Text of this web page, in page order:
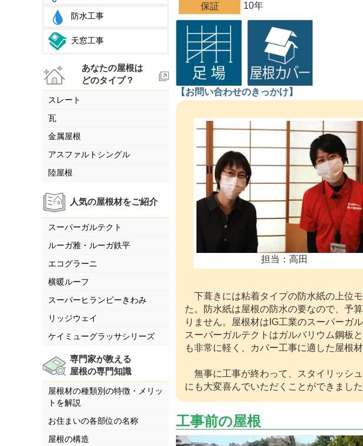
防水工事
天窓工事
あなたの屋根は
どのタイプ？
スレート
瓦
金属屋根
アスファルトシングル
陸屋根
人気の屋根材をご紹介
スーパーガルテクト
ルーガ雅・ルーガ鉄平
エコグラーニ
横暖ルーフ
スーパーヒランビーきわみ
リッジウェイ
ケイミューグラッサシリーズ
専門家が教える
屋根の専門知識
屋根材の種類別の特徴・メリッ
トを解説
お住まいの各部位の名称
屋根の構造
保証 10年
【お問い合わせのきっかけ】
担当：高田
下葺きには粘着タイプの防水紙の上位
た。防水紙は屋根の防水の要なので、予
りません。屋根材はIG工業のスーパーガ
スーパーガルテクトはガルバリウム鋼板
も非常に軽く、カバー工事に適した屋根
無事に工事が終わって、スタイリッシ
にも大変喜んでいただくことができました
工事前の屋根